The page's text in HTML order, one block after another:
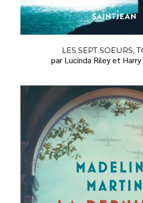
LES SEPT SOEURS,
par Lucinda Riley et